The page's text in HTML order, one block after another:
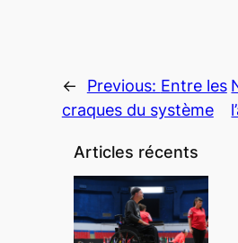
← Previous: Entre les
craques du système
Articles récents